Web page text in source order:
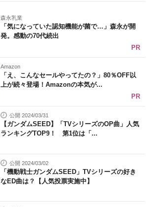
森永乳業
「気になっていた認知機能が菌で…」森永が開
発。感動の70代続出
PR
Amazon
「え、こんなセールやってたの？」80％OFF以
上が続々登場！Amazonの本気が...
PR
公開 2024/03/31
【ガンダムSEED】「TVシリーズのOP曲」人気
ランキングTOP9！ 第1位は「...
公開 2024/03/02
「機動戦士ガンダムSEED」TVシリーズの好き
なED曲は？【人気投票実施中】